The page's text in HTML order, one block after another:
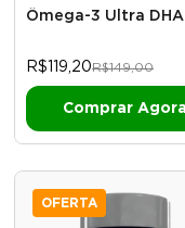
Ômega-3 Ultra DHA
R$119,20R$149,00
OFERTA